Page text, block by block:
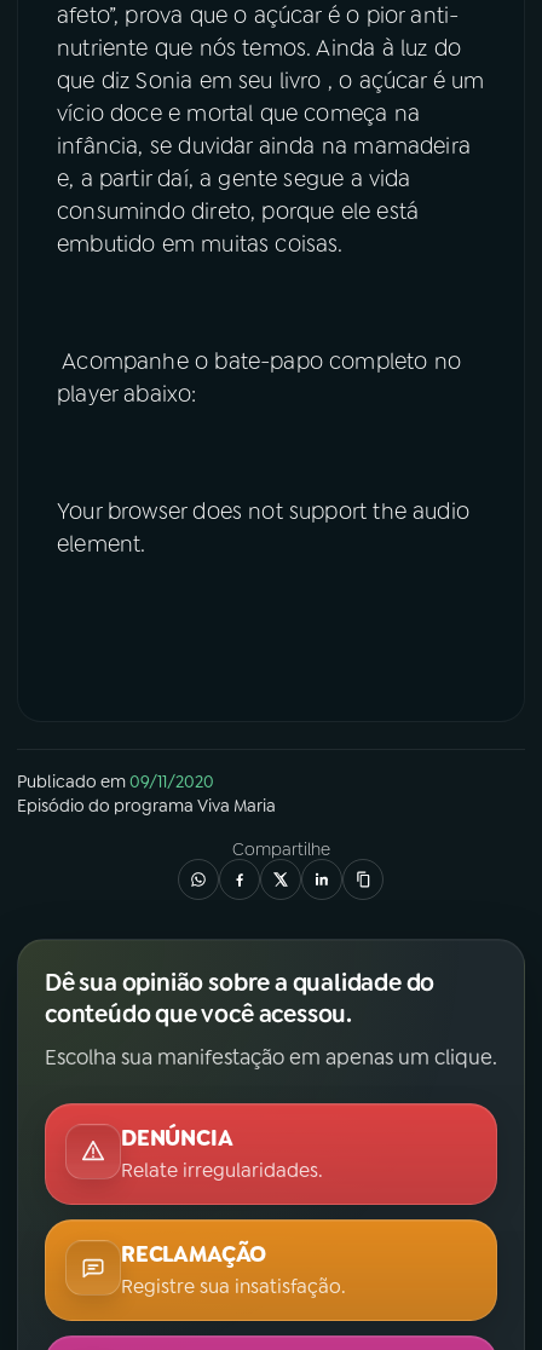
afeto”, prova que o açúcar é o pior anti-
nutriente que nós temos. Ainda à luz do
que diz Sonia em seu livro , o açúcar é um
vício doce e mortal que começa na
infância, se duvidar ainda na mamadeira
e, a partir daí, a gente segue a vida
consumindo direto, porque ele está
embutido em muitas coisas.
Acompanhe o bate-papo completo no
player abaixo:
Your browser does not support the audio
element.
Publicado em09/11/2020
Episódio do programa Viva Maria
Compartilhe
Dê sua opinião sobre a qualidade do
conteúdo que você acessou.
Escolha sua manifestação em apenas um clique.
DENÚNCIA
Relate irregularidades.
RECLAMAÇÃO
Registre sua insatisfação.